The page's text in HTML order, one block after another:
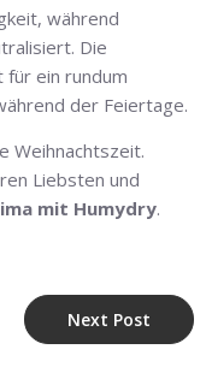
während
Die
ein rundum
der Feiertage.
Weihnachtszeit.
Liebsten und
mit Humydry.
Next Post